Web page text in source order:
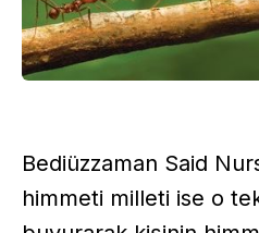
Bediüzzaman Said
himmeti milleti ise o